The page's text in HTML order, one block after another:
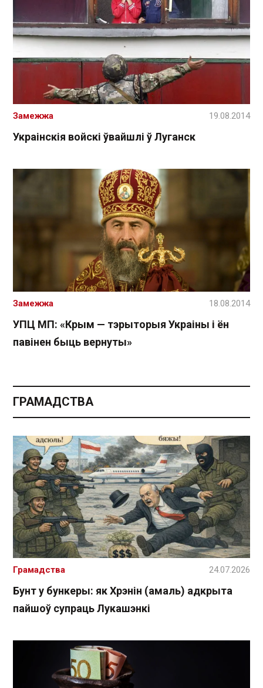
Украінскія войскі ўвайшлі ў Луганск
Замежжа 19.08.2014
УПЦ МП: «Крым — тэрыторыя Украіны і ён
павінен быць вернуты»
Замежжа 18.08.2014
ГРАМАДСТВА
Бунт у бункеры: як Хрэнін (амаль) адкрыта
пайшоў супраць Лукашэнкі
Грамадства 24.07.2026